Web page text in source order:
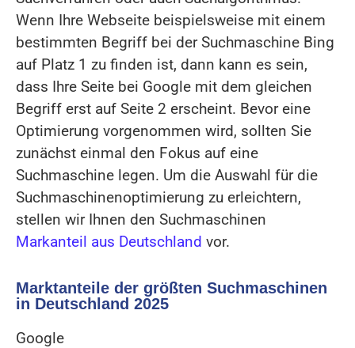
Wenn Ihre Webseite beispielsweise mit einem
bestimmten Begriff bei der Suchmaschine Bing
auf Platz 1 zu finden ist, dann kann es sein,
dass Ihre Seite bei Google mit dem gleichen
Begriff erst auf Seite 2 erscheint. Bevor eine
Optimierung vorgenommen wird, sollten Sie
zunächst einmal den Fokus auf eine
Suchmaschine legen. Um die Auswahl für die
Suchmaschinenoptimierung zu erleichtern,
stellen wir Ihnen den Suchmaschinen
Markanteil aus Deutschland vor.
Marktanteile der größten Suchmaschinen
in Deutschland 2025
Google